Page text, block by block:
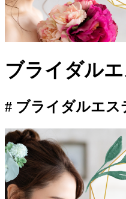
ブライダル
# ブライダルエ